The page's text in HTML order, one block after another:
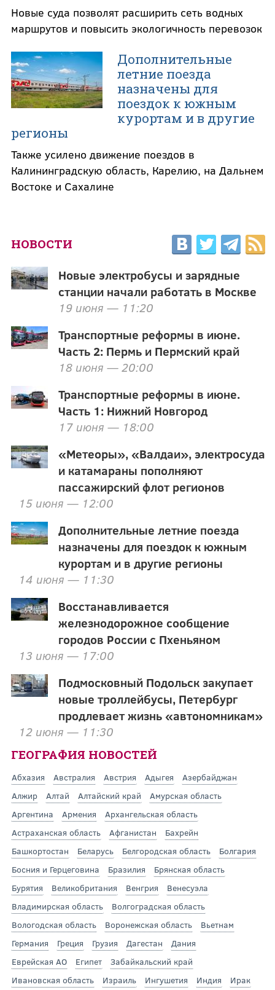
Новые суда позволят расширить сеть водных
маршрутов и повысить экологичность перевозок
Дополнительные
летние поезда
назначены для
поездок к южным
курортам и в другие
регионы
Также усилено движение поездов в
Калининградскую область, Карелию, на Дальнем
Востоке и Сахалине
НОВОСТИ
Новые электробусы и зарядные
станции начали работать в Москве
19 июня — 11:20
Транспортные реформы в июне.
Часть 2: Пермь и Пермский край
18 июня — 20:00
Транспортные реформы в июне.
Часть 1: Нижний Новгород
17 июня — 18:00
«Метеоры», «Валдаи», электросуда
и катамараны пополняют
пассажирский флот регионов
15 июня — 12:00
Дополнительные летние поезда
назначены для поездок к южным
курортам и в другие регионы
14 июня — 11:30
Восстанавливается
железнодорожное сообщение
городов России с Пхеньяном
13 июня — 17:00
Подмосковный Подольск закупает
новые троллейбусы, Петербург
продлевает жизнь «автономникам»
12 июня — 11:30
ГЕОГРАФИЯ НОВОСТЕЙ
Абхазия Австралия Австрия Адыгея
Азербайджан
Алжир
Алтай Алтайский край
Амурская область
Аргентина
Армения
Архангельская область
Астраханская область
Афганистан
Бахрейн
Башкортостан
Беларусь Белгородская область
Болгария
Босния и Герцеговина
Бразилия
Брянская область
Бурятия
Великобритания Венгрия
Венесуэла
Владимирская область
Волгоградская область
Вологодская область
Воронежская область
Вьетнам
Германия
Греция Грузия Дагестан
Дания
Еврейская АО
Египет
Забайкальский край
Ивановская область
Израиль Ингушетия Индия Ирак